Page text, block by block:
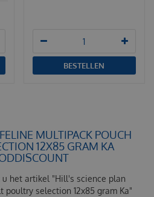
BESTELLEN
MULTIPACK POUCH
12X85 GRAM KA
u het artikel "Hill's science plan
selection 12x85 gram Ka"